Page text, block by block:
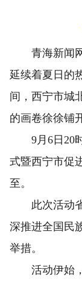
青海新闻网
延续着夏日的
间，西宁市城
的画卷徐徐
9月6日20时
式暨西宁市促
至。
此次活动省
深推进全国民
举措。
活动伊始，